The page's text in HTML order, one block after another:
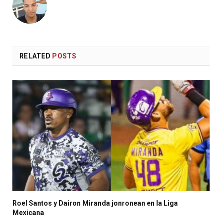
RELATED POSTS
Roel Santos y Dairon Miranda jonronean en la Liga
Mexicana